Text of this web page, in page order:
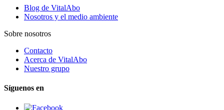
Blog de VitalAbo
Nosotros y el medio ambiente
Sobre nosotros
Contacto
Acerca de VitalAbo
Nuestro grupo
Síguenos en